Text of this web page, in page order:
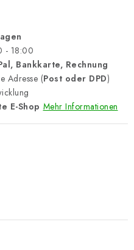
- 18:00
Bankkarte, Rechnung
Adresse (Post oder DPD)
E-Shop Mehr Informationen